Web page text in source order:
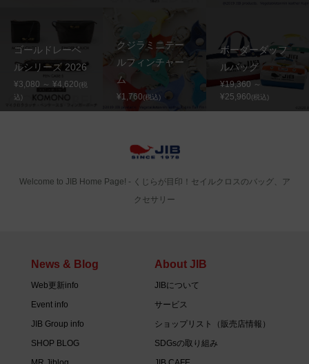
ゴールドレーベ
ルシリーズ 2026
¥3,080 ～ ¥4,620(税
込)
クジラミニテー
ルフィンチャー
ム
¥1,760(税込)
ボーダーダッフ
ルバッグ
¥19,360 ～
¥25,960(税込)
Welcome to JIB Home Page! ‐ くじらが目印！セイルクロスのバッグ、ア
クセサリー
News & Blog
Web更新info
Event info
JIB Group info
SHOP BLOG
About JIB
JIBについて
サービス
ショップリスト（販売店情報）
SDGsの取り組み